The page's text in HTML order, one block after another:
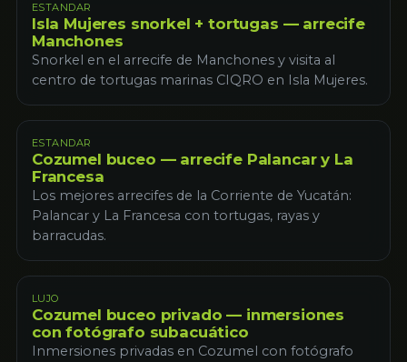
ESTANDAR
Isla Mujeres snorkel + tortugas — arrecife
Manchones
Snorkel en el arrecife de Manchones y visita al
centro de tortugas marinas CIQRO en Isla Mujeres.
ESTANDAR
Cozumel buceo — arrecife Palancar y La
Francesa
Los mejores arrecifes de la Corriente de Yucatán:
Palancar y La Francesa con tortugas, rayas y
barracudas.
LUJO
Cozumel buceo privado — inmersiones
con fotógrafo subacuático
Inmersiones privadas en Cozumel con fotógrafo